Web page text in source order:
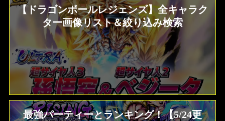
【ドラゴンボールレジェンズ】全キャラク
ター画像リスト＆絞り込み検索
最強パーティーとランキング！【5/24更